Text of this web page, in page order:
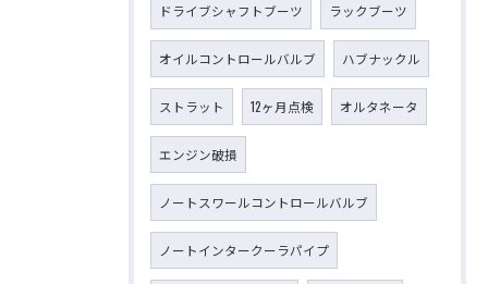
ドライブシャフトブーツ ラックブーツ
オイルコントロールバルブ ハブナックル
ストラット 12ヶ月点検 オルタネータ
エンジン破損
ノートスワールコントロールバルブ
ノートインタークーラパイプ